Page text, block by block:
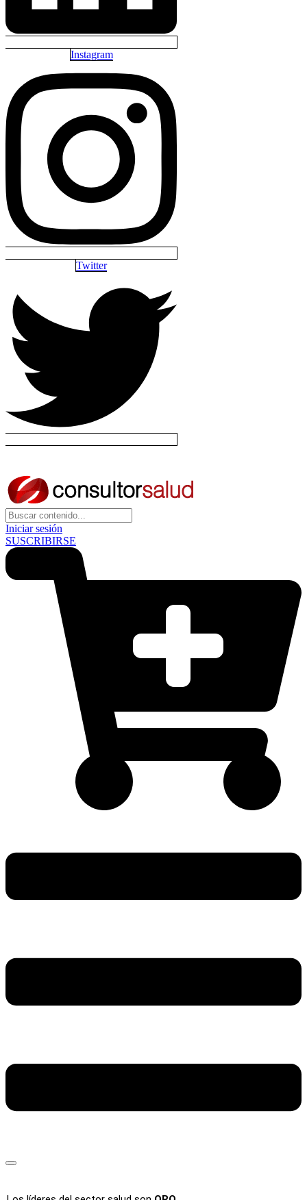
Instagram
Twitter
Iniciar sesión
SUSCRIBIRSE